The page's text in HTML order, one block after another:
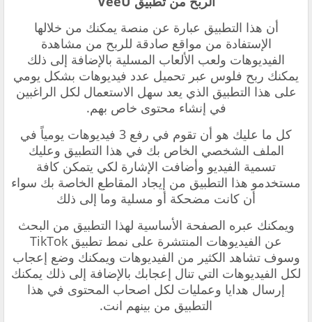
‏أن هذا التطبيق عبارة عن منصة يمكنك من خلالها
الإستفادة من مواقع صادقة للربح من مشاهدة
الفيديوهات ولعب الألعاب المسلية بالإضافة إلى ذلك
يمكنك ربح فلوس عبر تحميل ‏عدد فيديوهات بشكل يومي
على هذا التطبيق الذي يعد سهل الاستعمال لكل الراغبين
في إنشاء محتوى خاص بهم.
كل ما عليك هو أن تقوم في رفع 3 فيديوهات يومياً في
الملف الشخصي الخاص بك في هذا التطبيق وعليك
تسمية الفيديو وأضافت الإشارة لكي يتمكن كافة
مستخدمو هذا التطبيق من إيجاد المقاطع الخاصة بك سواء
أن كانت مضحكة أو مسلية وما إلى ذلك
ويمكنك عبره الصفحة الأساسية لهذا التطبيق من البحث
عن الفيديوهات المنتشرة على نمط تطبيق TikTok
وسوف تشاهد الكثير من الفيديوهات ويمكنك وضع إعجاب
لكل الفيديوهات التي تنال إعجابك بالإضافة إلى ذلك يمكنك
إرسال هدايا وعمليات لكل اصحاب المحتوى في هذا
التطبيق من بينهم انت.